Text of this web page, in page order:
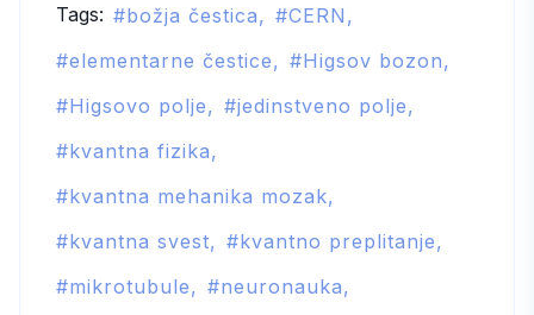
Tags: božja čestica
CERN
elementarne čestice
Higsov bozon
Higsovo polje
jedinstveno polje
kvantna fizika
kvantna mehanika mozak
kvantna svest
kvantno preplitanje
mikrotubule
neuronauka